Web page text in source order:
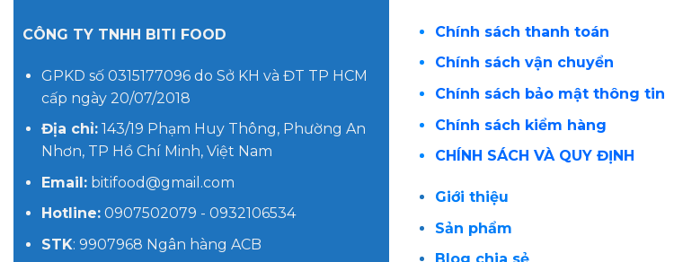
CÔNG TY TNHH BITI FOOD
GPKD số 0315177096 do Sở KH và ĐT TP HCM
cấp ngày 20/07/2018
Địa chỉ:143/19 Phạm Huy Thông, Phường An
Nhơn, TP Hồ Chí Minh, Việt Nam
Email:bitifood@gmail.com
Hotline:0907502079 - 0932106534
STK: 9907968 Ngân hàng ACB
Chính sách thanh toán
Chính sách vận chuyển
Chính sách bảo mật thông tin
Chính sách kiểm hàng
CHÍNH SÁCH VÀ QUY ĐỊNH
Giới thiệu
Sản phẩm